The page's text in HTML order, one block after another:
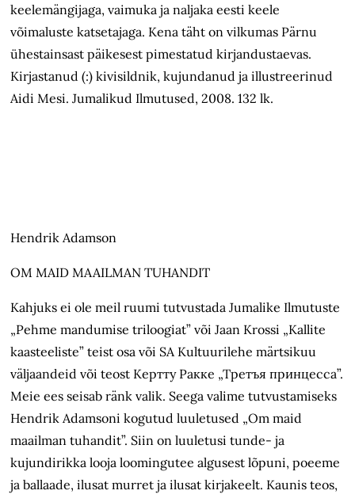
keelemängijaga, vaimuka ja naljaka eesti keele
võimaluste katsetajaga. Kena täht on vilkumas Pärnu
ühestainsast päikesest pimestatud kirjandustaevas.
Kirjastanud (:) kivisildnik, kujundanud ja illustreerinud
Aidi Mesi. Jumalikud Ilmutused, 2008. 132 lk.
Hendrik Adamson
OM MAID MAAILMAN TUHANDIT
Kahjuks ei ole meil ruumi tutvustada Jumalike Ilmutuste
„Pehme mandumise triloogiat” või Jaan Krossi „Kallite
kaasteeliste” teist osa või SA Kultuurilehe märtsikuu
väljaandeid või teost Kepттy Paккe „Tpeтъя пpинцеcca”.
Meie ees seisab ränk valik. Seega valime tutvustamiseks
Hendrik Adamsoni kogutud luuletused „Om maid
maailman tuhandit”. Siin on luuletusi tunde- ja
kujundirikka looja loomingutee algusest lõpuni, poeeme
ja ballaade, ilusat murret ja ilusat kirjakeelt. Kaunis teos,